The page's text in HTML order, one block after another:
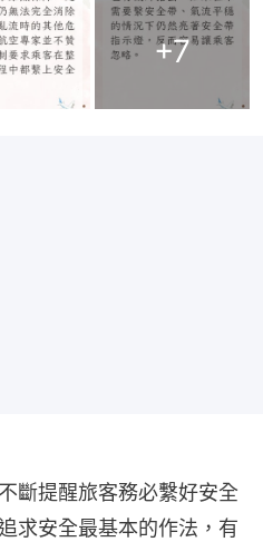
+7
斷提醒旅客務必繫好安全
求安全最基本的作法，有